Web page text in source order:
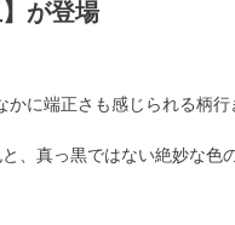
が登場
に端正さも感じられる柄行
、真っ黒ではない絶妙な色